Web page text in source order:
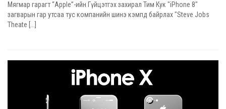
Мягмар гарагт “Apple”-ийн Гүйцэтгэх захирал Тим Кук "iPhone 8"
загварын гар утсаа тус компанийн шинэ кэмпд байрлах "Steve Jobs
Theate [...]